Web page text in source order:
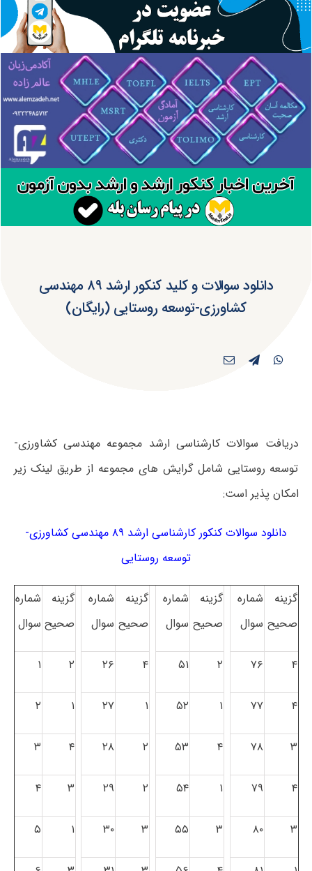
دانلود سوالات و کلید کنکور ارشد ۸۹ مهندسی
کشاورزی-توسعه روستایی (رایگان)
دریافت سوالات کارشناسی ارشد مجموعه مهندسی کشاورزی-
توسعه روستایی شامل گرایش های مجموعه از طریق لینک زیر
امکان پذیر است:
دانلود سوالات کنکور کارشناسی ارشد ۸۹ مهندسی کشاورزی-
توسعه روستایی
گزینه
صحیح
شماره
سوال
گزینه
صحیح
شماره
سوال
گزینه
صحیح
شماره
سوال
گزینه
صحیح
شماره
سوال
۴ ۷۶ ۲ ۵۱ ۴ ۲۶ ۲ ۱
۴ ۷۷ ۱ ۵۲ ۱ ۲۷ ۱ ۲
۳ ۷۸ ۴ ۵۳ ۲ ۲۸ ۴ ۳
۴ ۷۹ ۱ ۵۴ ۲ ۲۹ ۳ ۴
۳ ۸۰ ۳ ۵۵ ۳ ۳۰ ۱ ۵